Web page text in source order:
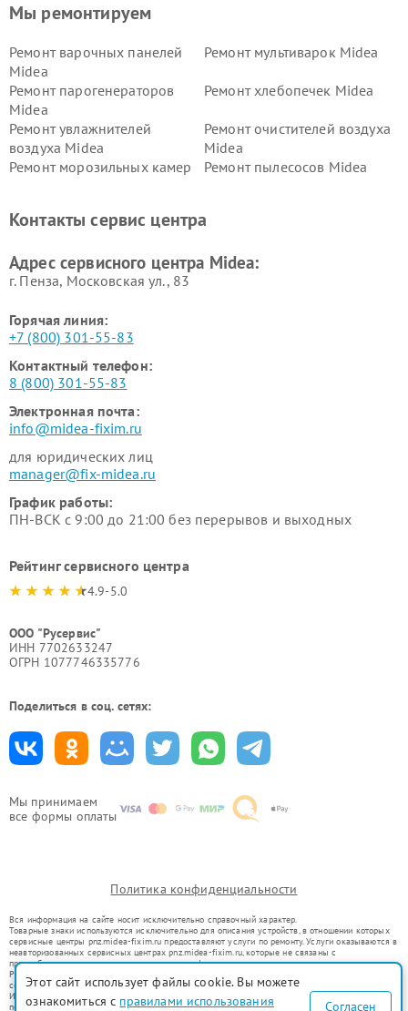
Мы принимаем
все формы оплаты
Мы ремонтируем
Ремонт варочных панелей
Midea
Ремонт мультиварок Midea
Ремонт парогенераторов
Midea
Ремонт хлебопечек Midea
Ремонт увлажнителей
воздуха Midea
Ремонт очистителей воздуха
Midea
Ремонт морозильных камер
Ремонт пылесосов Midea
пылесосов Midea
Midea
Контакты сервис центра
Адрес сервисного центра Midea:
г. Пенза, Московская ул., 83
Горячая линия:
+7 (800) 301-55-83
Контактный телефон:
8 (800) 301-55-83
Электронная почта:
info@midea-fixim.ru
для юридических лиц
manager@fix-midea.ru
График работы:
ПН-ВСК с 9:00 до 21:00 без перерывов и выходных
Рейтинг сервисного центра
4.9-5.0
ООО "Русервис"
ИНН 7702633247
ОГРН 1077746335776
Поделиться в соц. сетях:
Политика конфиденциальности
Вся информация на сайте носит исключительно справочный характер.
Товарные знаки используются исключительно для описания устройств, в отношении которых
сервисные центры pnz.midea-fixim.ru предоставляют услуги по ремонту. Услуги оказываются в
неавторизованных сервисных центрах pnz.midea-fixim.ru, которые не связаны с
правообладателями товарных знаков или их официальными представителями.
Ремонт осуществляется для устройств, уже введенных в гражданский оборот в соответствии
со статьей 1487 ГК РФ.
Использование товарных знаков не преследует цели индивидуализации услуг или введения
потребителей в заблуждение, а служит для информирования о предоставляемых услугах по
Этот сайт использует файлы cookie. Вы можете
ознакомиться с правилами использования Согласен